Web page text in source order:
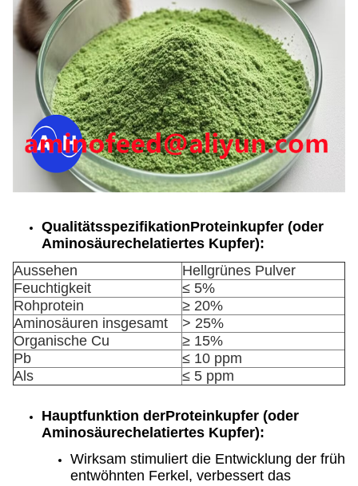
QualitätsspezifikationProteinkupfer (oder
Aminosäurechelatiertes Kupfer):
Aussehen
Hellgrünes Pulver
Feuchtigkeit
≤ 5%
Rohprotein
≥ 20%
Aminosäuren insgesamt
> 25%
Organische Cu
≥ 15%
Pb
≤ 10 ppm
Als
≤ 5 ppm
Hauptfunktion derProteinkupfer (oder
Aminosäurechelatiertes Kupfer):
Wirksam stimuliert die Entwicklung der früh
entwöhnten Ferkel, verbessert das